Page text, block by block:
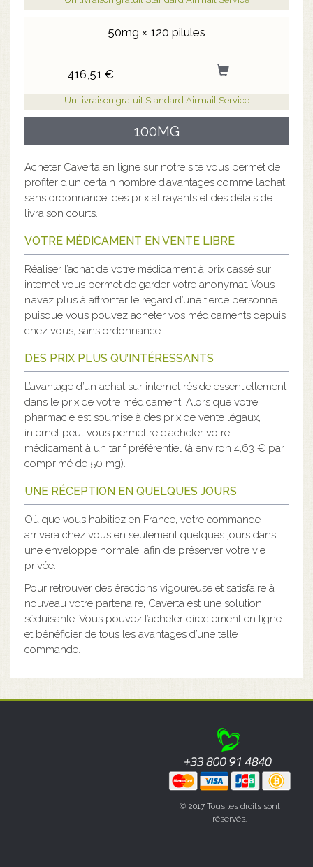
50mg × 120 pilules
416,51 €
Un livraison gratuit Standard Airmail Service
100MG
Acheter Caverta en ligne sur notre site vous permet de
profiter d’un certain nombre d’avantages comme l’achat
sans ordonnance, des prix attrayants et des délais de
livraison courts.
VOTRE MÉDICAMENT EN VENTE LIBRE
Réaliser l’achat de votre médicament à prix cassé sur
internet vous permet de garder votre anonymat. Vous
n’avez plus à affronter le regard d’une tierce personne
puisque vous pouvez acheter vos médicaments depuis
chez vous, sans ordonnance.
DES PRIX PLUS QU’INTÉRESSANTS
L’avantage d’un achat sur internet réside essentiellement
dans le prix de votre médicament. Alors que votre
pharmacie est soumise à des prix de vente légaux,
internet peut vous permettre d’acheter votre
médicament à un tarif préférentiel (à environ 4,63 € par
comprimé de 50 mg).
UNE RÉCEPTION EN QUELQUES JOURS
Où que vous habitiez en France, votre commande
arrivera chez vous en seulement quelques jours dans
une enveloppe normale, afin de préserver votre vie
privée.
Pour retrouver des érections vigoureuse et satisfaire à
nouveau votre partenaire, Caverta est une solution
séduisante. Vous pouvez l’acheter directement en ligne
et bénéficier de tous les avantages d’une telle
commande.
© 2017 Tous les droits sont
réservés.